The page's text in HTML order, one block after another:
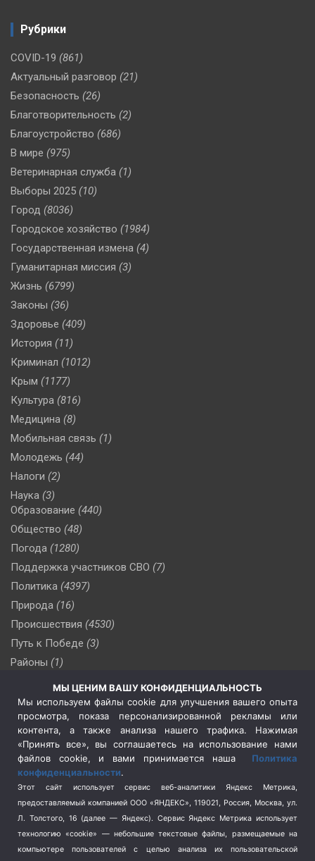
Рубрики
COVID-19 (861)
Актуальный разговор (21)
Безопасность (26)
Благотворительность (2)
Благоустройство (686)
В мире (975)
Ветеринарная служба (1)
Выборы 2025 (10)
Город (8036)
Городское хозяйство (1984)
Государственная измена (4)
Гуманитарная миссия (3)
Жизнь (6799)
Законы (36)
Здоровье (409)
История (11)
Криминал (1012)
Крым (1177)
Культура (816)
Медицина (8)
Мобильная связь (1)
Молодежь (44)
Налоги (2)
Наука (3)
Образование (440)
Общество (48)
Погода (1280)
Поддержка участников СВО (7)
Политика (4397)
Природа (16)
Происшествия (4530)
Путь к Победе (3)
Районы (1)
(510)
Сельское хозяйство (3)
Социальная политика
(3)
Спецоперация в Украине
Спецоперация на Украине
(404)
Спорт (740)
Терроризм (1)
Транспорт (262)
Туризм (178)
МЫ ЦЕНИМ ВАШУ КОНФИДЕНЦИАЛЬНОСТЬ
Мы используем файлы cookie для улучшения вашего опыта
просмотра, показа персонализированной рекламы или
контента, а также анализа нашего трафика. Нажимая
«Принять все», вы соглашаетесь на использование нами
файлов cookie, и вами принимается наша Политика
конфиденциальности.
Этот сайт использует сервис веб-аналитики Яндекс Метрика,
предоставляемый компанией ООО «ЯНДЕКС», 119021, Россия, Москва, ул.
Л. Толстого, 16 (далее — Яндекс). Сервис Яндекс Метрика использует
технологию «cookie» — небольшие текстовые файлы, размещаемые на
компьютере пользователей с целью анализа их пользовательской